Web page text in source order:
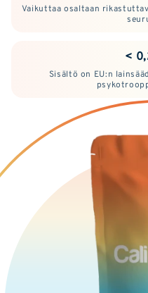
Vaikuttaa osaltaan
<
Sisältö on EU:n